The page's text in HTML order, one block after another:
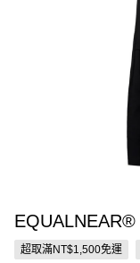
超取滿NT$1,500免運